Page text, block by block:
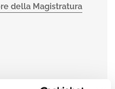
della Magistratura